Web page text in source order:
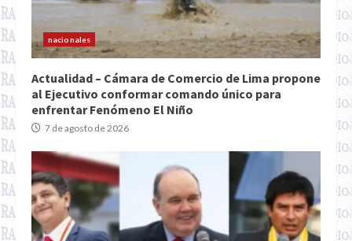
nacionales
Actualidad – Cámara de Comercio de Lima propone
al Ejecutivo conformar comando único para
enfrentar Fenómeno El Niño
7 de agosto de 2026